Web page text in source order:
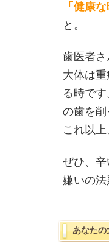
「健康
と。
歯医者
大体は
る時で
の歯を
これ以
ぜひ、
嫌いの
あなたの